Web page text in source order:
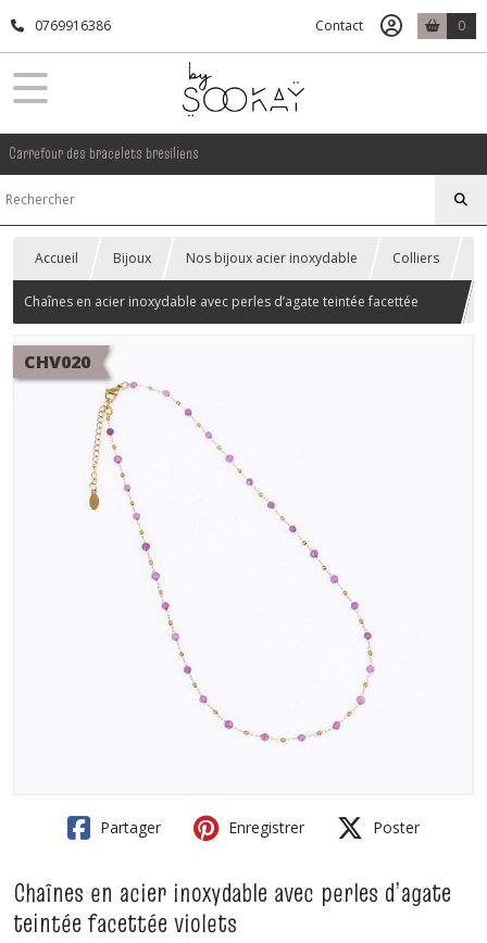
0769916386 Contact 0
Carrefour des bracelets bresiliens
Accueil Bijoux Nos bijoux acier inoxydable Colliers
Chaînes en acier inoxydable avec perles d’agate teintée facettée
violets
CHV020
Partager Enregistrer Poster
Chaînes en acier inoxydable avec perles d’agate
teintée facettée violets